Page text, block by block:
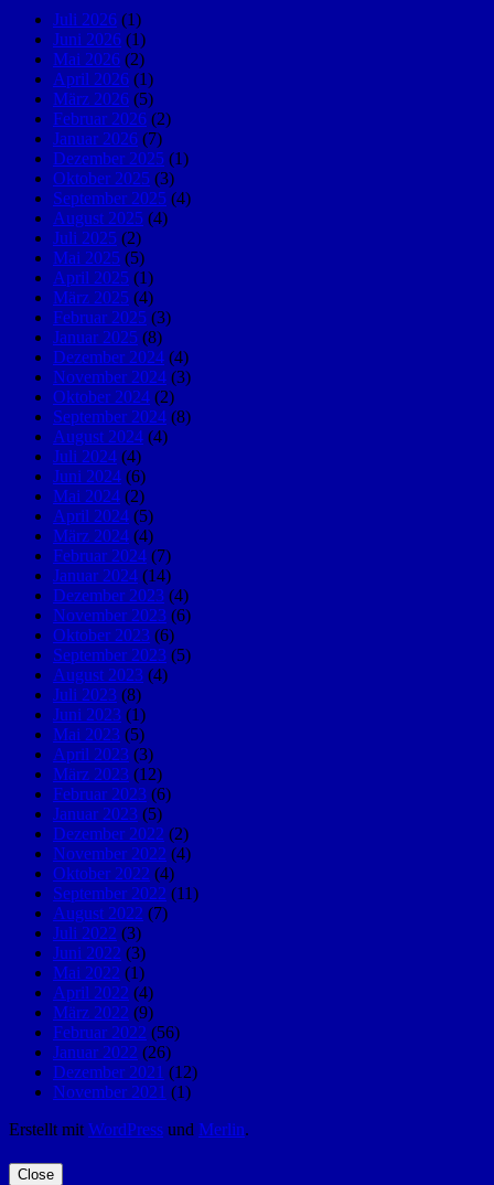
Juli 2026 (1)
Juni 2026 (1)
Mai 2026 (2)
April 2026 (1)
März 2026 (5)
Februar 2026 (2)
Januar 2026 (7)
Dezember 2025 (1)
Oktober 2025 (3)
September 2025 (4)
August 2025 (4)
Juli 2025 (2)
Mai 2025 (5)
April 2025 (1)
März 2025 (4)
Februar 2025 (3)
Januar 2025 (8)
Dezember 2024 (4)
November 2024 (3)
Oktober 2024 (2)
September 2024 (8)
August 2024 (4)
Juli 2024 (4)
Juni 2024 (6)
Mai 2024 (2)
April 2024 (5)
März 2024 (4)
Februar 2024 (7)
Januar 2024 (14)
Dezember 2023 (4)
November 2023 (6)
Oktober 2023 (6)
September 2023 (5)
August 2023 (4)
Juli 2023 (8)
Juni 2023 (1)
Mai 2023 (5)
April 2023 (3)
März 2023 (12)
Februar 2023 (6)
Januar 2023 (5)
Dezember 2022 (2)
November 2022 (4)
Oktober 2022 (4)
September 2022 (11)
August 2022 (7)
Juli 2022 (3)
Juni 2022 (3)
Mai 2022 (1)
April 2022 (4)
März 2022 (9)
Februar 2022 (56)
Januar 2022 (26)
Dezember 2021 (12)
November 2021 (1)
Erstellt mit WordPress und Merlin.
Close